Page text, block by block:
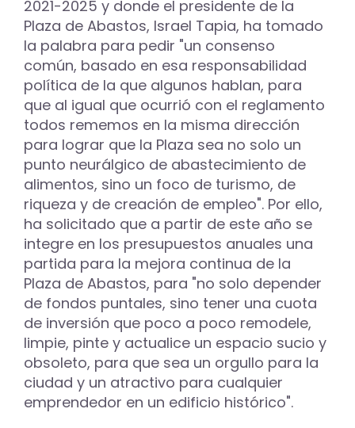
2021-2025 y donde el presidente de la
Plaza de Abastos, Israel Tapia, ha tomado
la palabra para pedir "un consenso
común, basado en esa responsabilidad
política de la que algunos hablan, para
que al igual que ocurrió con el reglamento
todos rememos en la misma dirección
para lograr que la Plaza sea no solo un
punto neurálgico de abastecimiento de
alimentos, sino un foco de turismo, de
riqueza y de creación de empleo". Por ello,
ha solicitado que a partir de este año se
integre en los presupuestos anuales una
partida para la mejora continua de la
Plaza de Abastos, para "no solo depender
de fondos puntales, sino tener una cuota
de inversión que poco a poco remodele,
limpie, pinte y actualice un espacio sucio y
obsoleto, para que sea un orgullo para la
ciudad y un atractivo para cualquier
emprendedor en un edificio histórico".